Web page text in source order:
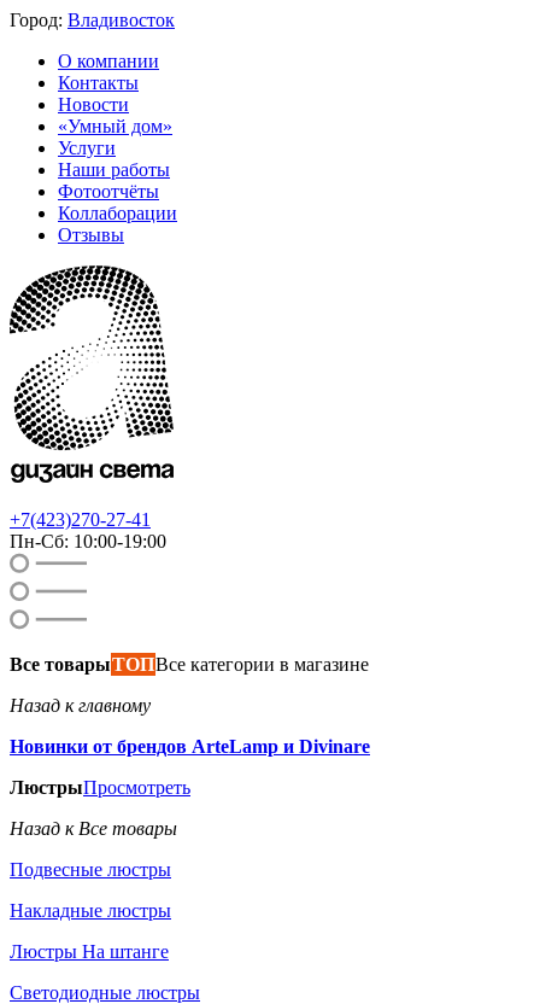
Город: Владивосток
О компании
Контакты
Новости
«Умный дом»
Услуги
Наши работы
Фотоотчёты
Коллаборации
Отзывы
+7(423)270-27-41
Пн-Сб: 10:00-19:00
Все товарыТОПВсе категории в магазине
Назад к главному
Новинки от брендов ArteLamp и Divinare
ЛюстрыПросмотреть
Назад к Все товары
Подвесные люстры
Накладные люстры
Люстры На штанге
Светодиодные люстры